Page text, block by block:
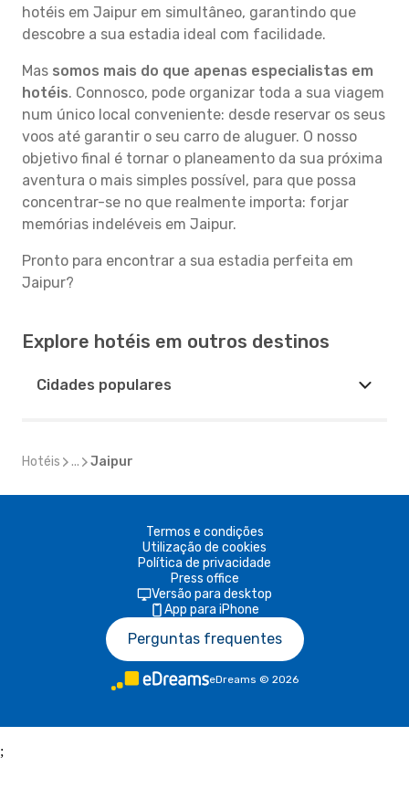
hotéis em Jaipur em simultâneo, garantindo que
descobre a sua estadia ideal com facilidade.
Mas somos mais do que apenas especialistas em
hotéis. Connosco, pode organizar toda a sua viagem
num único local conveniente: desde reservar os seus
voos até garantir o seu carro de aluguer. O nosso
objetivo final é tornar o planeamento da sua próxima
aventura o mais simples possível, para que possa
concentrar-se no que realmente importa: forjar
memórias indeléveis em Jaipur.
Pronto para encontrar a sua estadia perfeita em
Jaipur?
Explore hotéis em outros destinos
Cidades populares
Hotéis ... Jaipur
Termos e condições
Utilização de cookies
Política de privacidade
Press office
Versão para desktop
App para iPhone
Perguntas frequentes
eDreams © 2026
;